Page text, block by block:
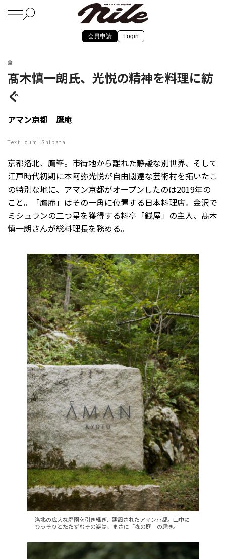
会員申請 Login
食
髙木慎一朗氏、光悦の精神を料理に紡
ぐ
アマン京都 鷹庵
Text Izumi Shibata
京都洛北、鷹峯。市街地から離れた静謐な別世界、そして
江戸時代初期に本阿弥光悦が自由闊達な芸術村を拓いたこ
の特別な地に、アマン京都がオープンしたのは2019年の
こと。「鷹庵」はその一角に位置する日本料理店。金沢で
ミシュランの二つ星を獲得する料亭「銭屋」の主人、髙木
慎一朗さんが総料理長を務める。
洛北の広大な庭園を引き継ぎ、建設されたアマン京都。山中に
ひっそりとたたずむその姿は、まさに「森の庭」の趣き。